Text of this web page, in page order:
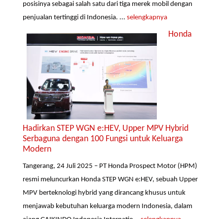
posisinya sebagai salah satu dari tiga merek mobil dengan
penjualan tertinggi di Indonesia. ...selengkapnya
Honda
Hadirkan STEP WGN e:HEV, Upper MPV Hybrid
Serbaguna dengan 100 Fungsi untuk Keluarga
Modern
Tangerang, 24 Juli 2025 – PT Honda Prospect Motor (HPM)
resmi meluncurkan Honda STEP WGN e:HEV, sebuah Upper
MPV berteknologi hybrid yang dirancang khusus untuk
menjawab kebutuhan keluarga modern Indonesia, dalam